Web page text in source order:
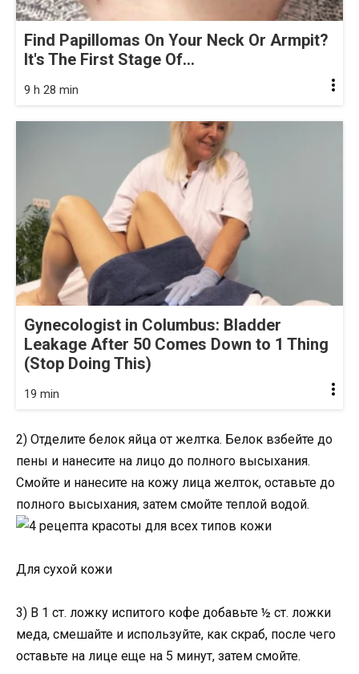
Find Papillomas On Your Neck Or Armpit?
It's The First Stage Of...
9 h 28 min
Gynecologist in Columbus: Bladder
Leakage After 50 Comes Down to 1 Thing
(Stop Doing This)
19 min
2) Отделите белок яйца от желтка. Белок взбейте до
пены и нанесите на лицо до полного высыхания.
Смойте и нанесите на кожу лица желток, оставьте до
полного высыхания, затем смойте теплой водой.
Для сухой кожи
3) В 1 ст. ложку испитого кофе добавьте ½ ст. ложки
меда, смешайте и используйте, как скраб, после чего
оставьте на лице еще на 5 минут, затем смойте.